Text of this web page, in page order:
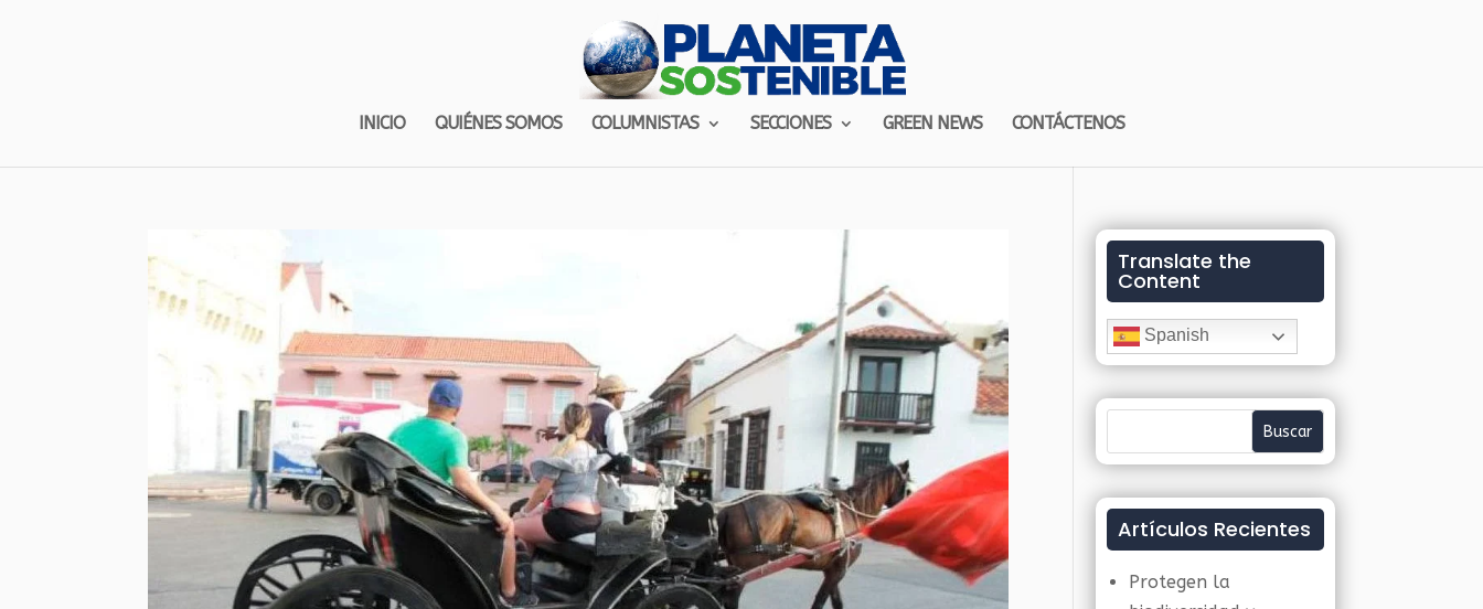
INICIO QUIÉNES SOMOS COLUMNISTAS SECCIONES GREEN NEWS CONTÁCTENOS
Translate the
Content
Spanish
Artículos Recientes
Protegen la